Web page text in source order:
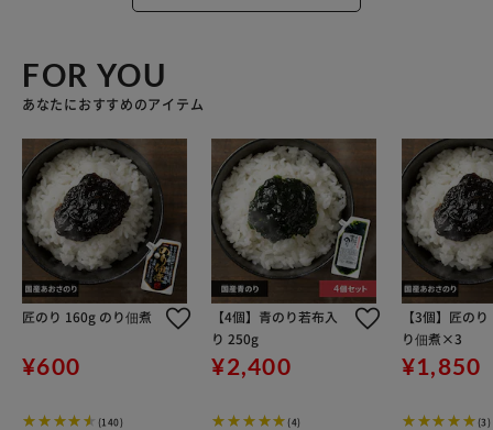
FOR YOU
あなたにおすすめのアイテム
匠のり 160g のり佃煮
¥600
(140)
【4個】青のり若布入
り 250g
¥2,400
(4)
【3個】匠の
り佃煮×3
¥1,850
(3)